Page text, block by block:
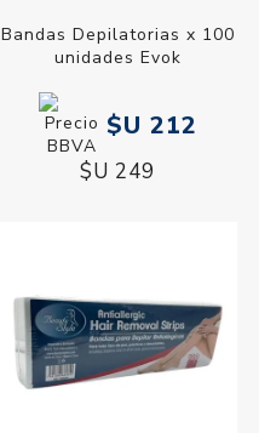
Bandas Depilatorias x 100
unidades Evok
$U 212
$U 249